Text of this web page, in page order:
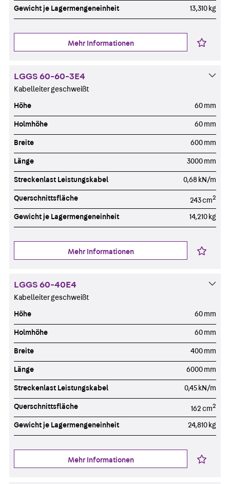
Gewicht je Lagermengeneinheit 13,310 kg
Mehr Informationen
LGGS 60-60-3E4
Kabelleiter geschweißt
Höhe 60 mm
Holmhöhe 60 mm
Breite 600 mm
Länge 3000 mm
Streckenlast Leistungskabel 0,68 kN/m
Querschnittsfläche 243 cm2
Gewicht je Lagermengeneinheit 14,210 kg
Mehr Informationen
LGGS 60-40E4
Kabelleiter geschweißt
Höhe 60 mm
Holmhöhe 60 mm
Breite 400 mm
Länge 6000 mm
Streckenlast Leistungskabel 0,45 kN/m
Querschnittsfläche 162 cm2
Gewicht je Lagermengeneinheit 24,810 kg
Mehr Informationen